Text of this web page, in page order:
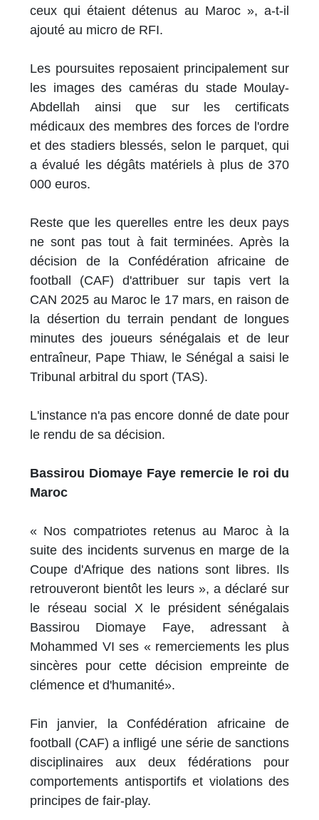
ceux qui étaient détenus au Maroc », a-t-il
ajouté au micro de RFI.
Les poursuites reposaient principalement sur
les images des caméras du stade Moulay-
Abdellah ainsi que sur les certificats
médicaux des membres des forces de l'ordre
et des stadiers blessés, selon le parquet, qui
a évalué les dégâts matériels à plus de 370
000 euros.
Reste que les querelles entre les deux pays
ne sont pas tout à fait terminées. Après la
décision de la Confédération africaine de
football (CAF) d'attribuer sur tapis vert la
CAN 2025 au Maroc le 17 mars, en raison de
la désertion du terrain pendant de longues
minutes des joueurs sénégalais et de leur
entraîneur, Pape Thiaw, le Sénégal a saisi le
Tribunal arbitral du sport (TAS).
L'instance n'a pas encore donné de date pour
le rendu de sa décision.
Bassirou Diomaye Faye remercie le roi du
Maroc
« Nos compatriotes retenus au Maroc à la
suite des incidents survenus en marge de la
Coupe d'Afrique des nations sont libres. Ils
retrouveront bientôt les leurs », a déclaré sur
le réseau social X le président sénégalais
Bassirou Diomaye Faye, adressant à
Mohammed VI ses « remerciements les plus
sincères pour cette décision empreinte de
clémence et d'humanité».
Fin janvier, la Confédération africaine de
football (CAF) a infligé une série de sanctions
disciplinaires aux deux fédérations pour
comportements antisportifs et violations des
principes de fair-play.